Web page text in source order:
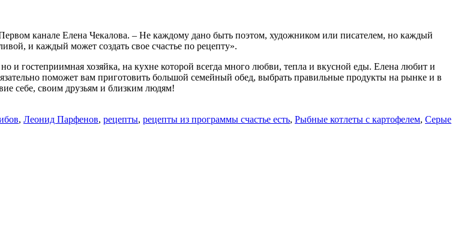
канале Елена Чекалова. – Не каждому дано быть поэтом, художником или писателем, но каждый
и каждый может создать свое счастье по рецепту».
и гостеприимная хозяйка, на кухне которой всегда много любви, тепла и вкусной еды. Елена любит и
поможет вам приготовить большой семейный обед, выбрать правильные продукты на рынке и в
себе, своим друзьям и близким людям!
, Леонид Парфенов, рецепты, рецепты из программы счастье есть, Рыбные котлеты с картофелем, Серые